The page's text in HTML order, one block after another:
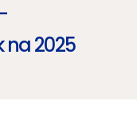
na 2025